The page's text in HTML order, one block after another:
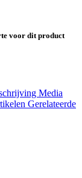
voor dit product
Media
Gerelateerde